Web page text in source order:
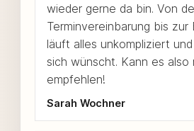
wieder gerne da bin. Von
Terminvereinbarung bis zur
läuft alles unkompliziert
sich wünscht. Kann es also
empfehlen!
Sarah Wochner